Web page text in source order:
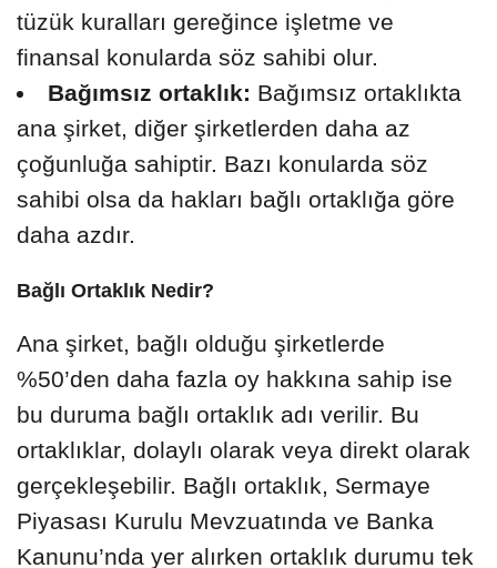
tüzük kuralları gereğince işletme ve
finansal konularda söz sahibi olur.
Bağımsız ortaklık: Bağımsız ortaklıkta
ana şirket, diğer şirketlerden daha az
çoğunluğa sahiptir. Bazı konularda söz
sahibi olsa da hakları bağlı ortaklığa göre
daha azdır.
Bağlı Ortaklık Nedir?
Ana şirket, bağlı olduğu şirketlerde
%50’den daha fazla oy hakkına sahip ise
bu duruma bağlı ortaklık adı verilir. Bu
ortaklıklar, dolaylı olarak veya direkt olarak
gerçekleşebilir. Bağlı ortaklık, Sermaye
Piyasası Kurulu Mevzuatında ve Banka
Kanunu’nda yer alırken ortaklık durumu tek